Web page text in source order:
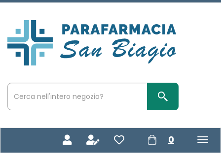
Passa
principale
San
Biagio
Cerca
Prodotto
Cerca Prodotto
0 prodotti
inseriti